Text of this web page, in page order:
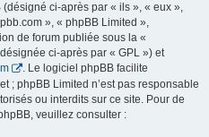
ci-après par « ils », « eux »,
», « phpBB Limited »,
de forum publiée sous la «
ci-après par « GPL ») et
. Le logiciel phpBB facilite
; phpBB Limited n’est pas responsable
ou interdits sur ce site. Pour de
veuillez consulter :